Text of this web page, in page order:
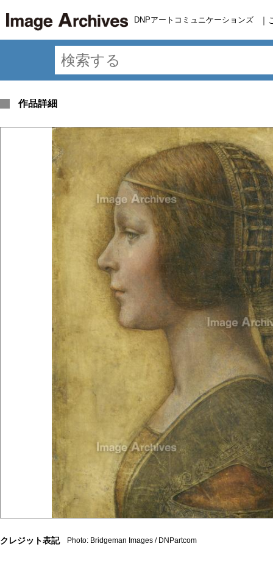
DNPアートコミュニケーションズ ｜
作品詳細
クレジット表記 Photo: Bridgeman Images / DNPartcom